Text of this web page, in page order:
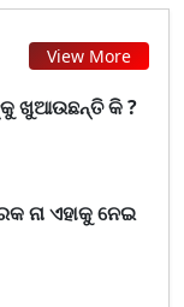
View More
ଖୁଆଉଛନ୍ତି କି ?
ନା ଏହାକୁ ନେଇ